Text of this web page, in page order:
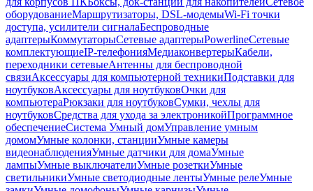
оборудованиеМаршрутизаторы, DSL-модемыWi-Fi точки
доступа, усилители сигналаБеспроводные
адаптерыКоммутаторыСетевые адаптерыPowerlineСетевые
комплектующиеIP-телефонияМедиаконвертерыКабели,
переходники сетевыеАнтенны для беспроводной
связиАксессуары для компьютерной техникиПодставки для
ноутбуковАксессуары для ноутбуковОчки для
компьютераРюкзаки для ноутбуковСумки, чехлы для
ноутбуковСредства для ухода за электроникойПрограммное
обеспечениеСистема Умный домУправление умным
домомУмные колонки, станцииУмные камеры
видеонаблюденияУмные датчики для домаУмные
лампыУмные выключателиУмные розеткиУмные
светильникиУмные светодиодные лентыУмные релеУмные